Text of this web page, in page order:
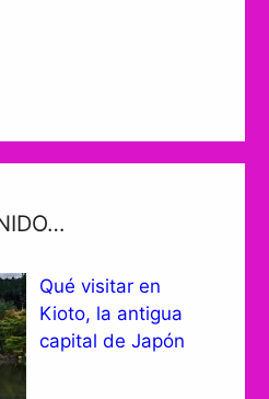
Qué visitar en
Kioto, la antigua
capital de Japón